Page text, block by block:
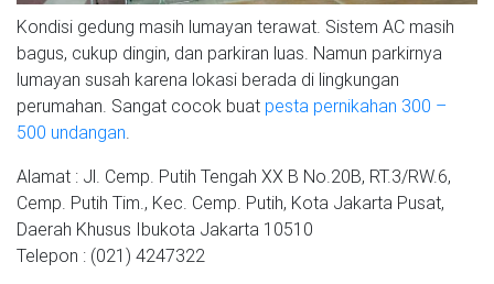
Kondisi gedung masih lumayan terawat. Sistem AC masih
bagus, cukup dingin, dan parkiran luas. Namun parkirnya
lumayan susah karena lokasi berada di lingkungan
perumahan. Sangat cocok buat pesta pernikahan 300 –
500 undangan.
Alamat : Jl. Cemp. Putih Tengah XX B No.20B, RT.3/RW.6,
Cemp. Putih Tim., Kec. Cemp. Putih, Kota Jakarta Pusat,
Daerah Khusus Ibukota Jakarta 10510
Telepon : (021) 4247322